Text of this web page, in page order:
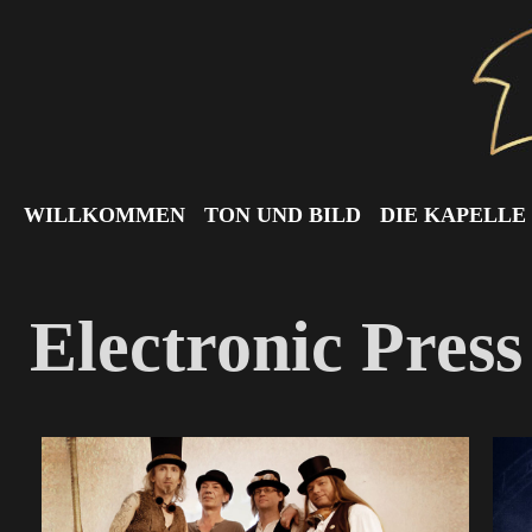
WILLKOMMEN TON UND BILD DIE KAPELLE
Electronic